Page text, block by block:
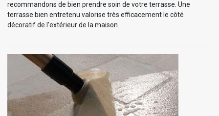
recommandons de bien prendre soin de votre terrasse. Une
terrasse bien entretenu valorise très efficacement le côté
décoratif de l’extérieur de la maison.